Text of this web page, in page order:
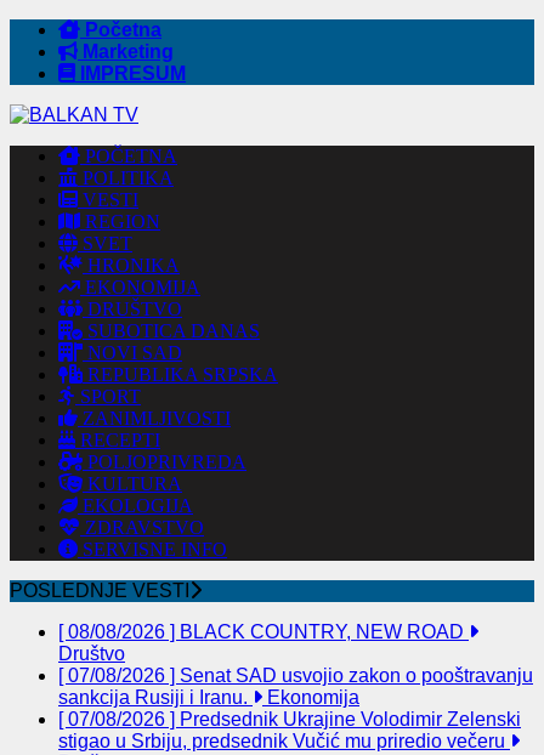
Početna
Marketing
IMPRESUM
POČETNA
POLITIKA
VESTI
REGION
SVET
HRONIKA
EKONOMIJA
DRUŠTVO
SUBOTICA DANAS
NOVI SAD
REPUBLIKA SRPSKA
SPORT
ZANIMLJIVOSTI
RECEPTI
POLJOPRIVREDA
KULTURA
EKOLOGIJA
ZDRAVSTVO
SERVISNE INFO
POSLEDNJE VESTI
[ 08/08/2026 ] BLACK COUNTRY, NEW ROAD
Društvo
[ 07/08/2026 ] Senat SAD usvojio zakon o pooštravanju
sankcija Rusiji i Iranu.
Ekonomija
[ 07/08/2026 ] Predsednik Ukrajine Volodimir Zelenski
stigao u Srbiju, predsednik Vučić mu priredio večeru